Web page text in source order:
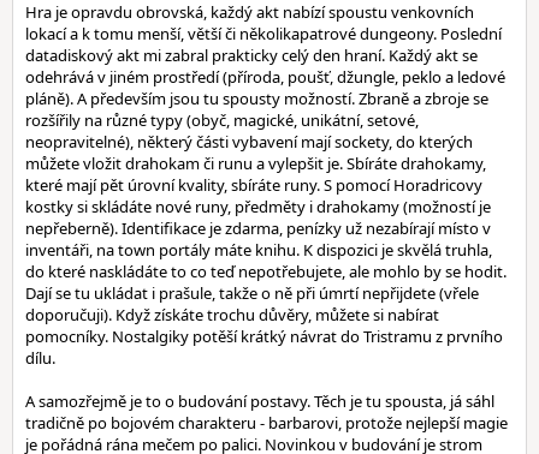
Hra je opravdu obrovská, každý akt nabízí spoustu venkovních
lokací a k tomu menší, větší či několikapatrové dungeony. Poslední
datadiskový akt mi zabral prakticky celý den hraní. Každý akt se
odehrává v jiném prostředí (příroda, poušť, džungle, peklo a ledové
pláně). A především jsou tu spousty možností. Zbraně a zbroje se
rozšířily na různé typy (obyč, magické, unikátní, setové,
neopravitelné), některý části vybavení mají sockety, do kterých
můžete vložit drahokam či runu a vylepšit je. Sbíráte drahokamy,
které mají pět úrovní kvality, sbíráte runy. S pomocí Horadricovy
kostky si skládáte nové runy, předměty i drahokamy (možností je
nepřeberně). Identifikace je zdarma, penízky už nezabírají místo v
inventáři, na town portály máte knihu. K dispozici je skvělá truhla,
do které naskládáte to co teď nepotřebujete, ale mohlo by se hodit.
Dají se tu ukládat i prašule, takže o ně při úmrtí nepřijdete (vřele
doporučuji). Když získáte trochu důvěry, můžete si nabírat
pomocníky. Nostalgiky potěší krátký návrat do Tristramu z prvního
dílu.
A samozřejmě je to o budování postavy. Těch je tu spousta, já sáhl
tradičně po bojovém charakteru - barbarovi, protože nejlepší magie
je pořádná rána mečem po palici. Novinkou v budování je strom